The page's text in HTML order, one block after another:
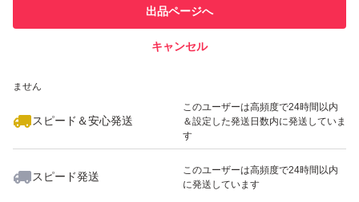
での取引実績があります
ません
スピード＆安心発送
このユーザーは高頻度で24時間以内
＆設定した発送日数内に発送していま
す
スピード発送
このユーザーは高頻度で24時間以内
に発送しています
出品ページへ
キャンセル
いいね！
139,000